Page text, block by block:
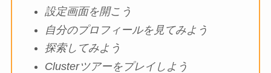
設定画面を開こう
自分のプロフィールを見てみよう
探索してみよう
Clusterツアーをプレイしよう